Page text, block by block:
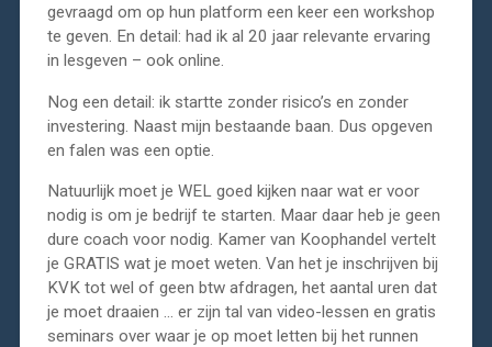
gevraagd om op hun platform een keer een workshop
te geven. En detail: had ik al 20 jaar relevante ervaring
in lesgeven – ook online.
Nog een detail: ik startte zonder risico’s en zonder
investering. Naast mijn bestaande baan. Dus opgeven
en falen was een optie.
Natuurlijk moet je WEL goed kijken naar wat er voor
nodig is om je bedrijf te starten. Maar daar heb je geen
dure coach voor nodig. Kamer van Koophandel vertelt
je GRATIS wat je moet weten. Van het je inschrijven bij
KVK tot wel of geen btw afdragen, het aantal uren dat
je moet draaien … er zijn tal van video-lessen en gratis
seminars over waar je op moet letten bij het runnen